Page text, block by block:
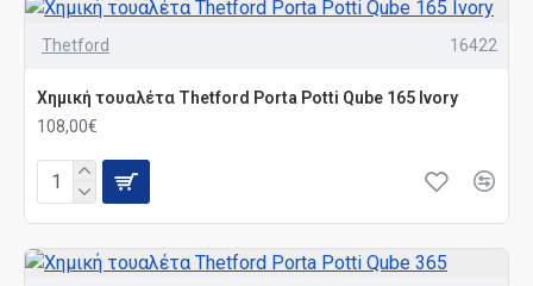
Thetford 16422
Χημική τουαλέτα Thetford Porta Potti Qube 165 Ivory
108,00€